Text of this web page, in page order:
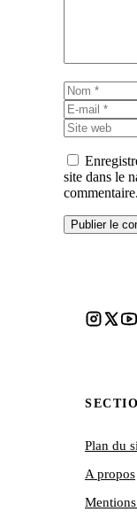
Nom
site dans le
commentaire.
Plan du
A propos